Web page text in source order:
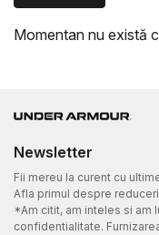
Momentan nu există
Newsletter
Fii mereu la curent cu
Afla primul despre
*Am citit, am inteles si am
confidentialitate.